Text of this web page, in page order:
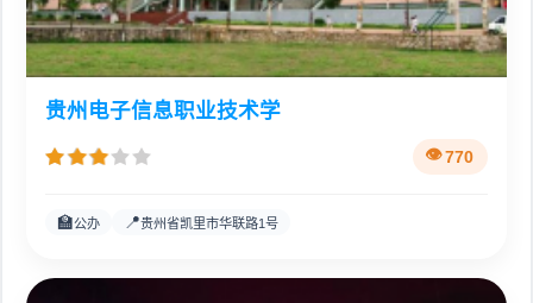
贵州电子信息职业技术学
770
🏫公办 📍贵州省凯里市华联路1号